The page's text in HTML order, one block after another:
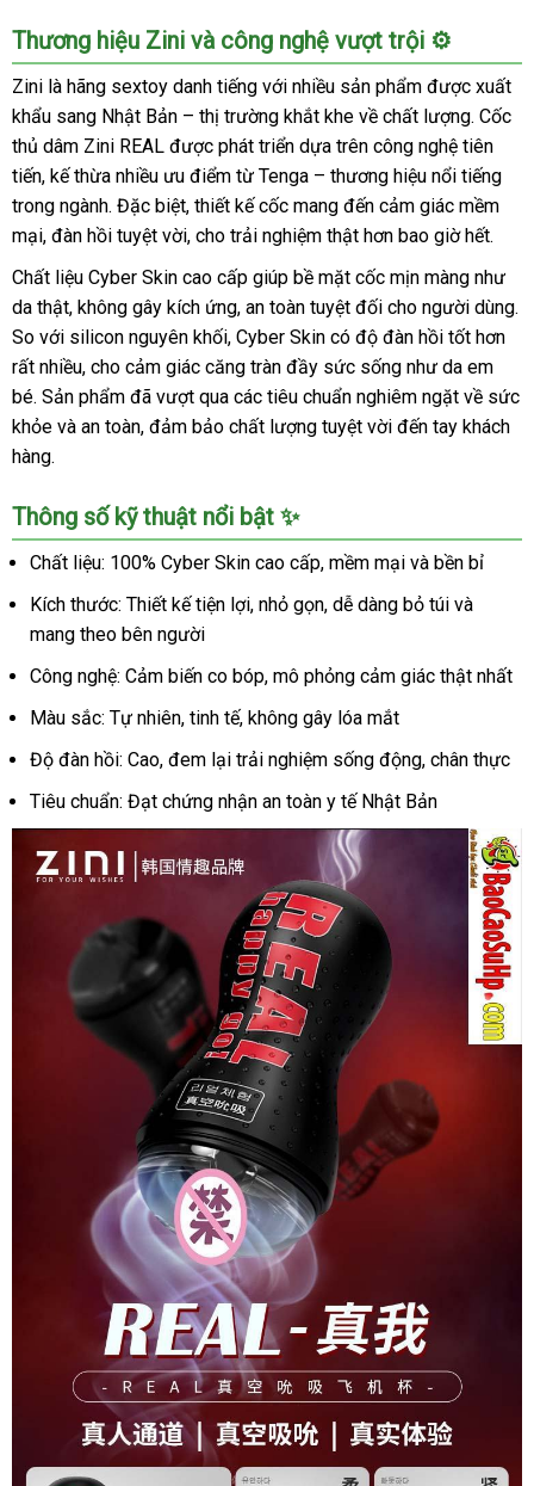
Thương hiệu Zini và công nghệ vượt trội ⚙️
Zini là hãng sextoy danh tiếng với nhiều sản phẩm được xuất
khẩu sang Nhật Bản – thị trường khắt khe về chất lượng. Cốc
thủ dâm Zini REAL được phát triển dựa trên công nghệ tiên
tiến, kế thừa nhiều ưu điểm từ Tenga – thương hiệu nổi tiếng
trong ngành. Đặc biệt, thiết kế cốc mang đến cảm giác mềm
mại, đàn hồi tuyệt vời, cho trải nghiệm thật hơn bao giờ hết.
Chất liệu Cyber Skin cao cấp giúp bề mặt cốc mịn màng như
da thật, không gây kích ứng, an toàn tuyệt đối cho người dùng.
So với silicon nguyên khối, Cyber Skin có độ đàn hồi tốt hơn
rất nhiều, cho cảm giác căng tràn đầy sức sống như da em
bé. Sản phẩm đã vượt qua các tiêu chuẩn nghiêm ngặt về sức
khỏe và an toàn, đảm bảo chất lượng tuyệt vời đến tay khách
hàng.
Thông số kỹ thuật nổi bật ✨
Chất liệu: 100% Cyber Skin cao cấp, mềm mại và bền bỉ
Kích thước: Thiết kế tiện lợi, nhỏ gọn, dễ dàng bỏ túi và
mang theo bên người
Công nghệ: Cảm biến co bóp, mô phỏng cảm giác thật nhất
Màu sắc: Tự nhiên, tinh tế, không gây lóa mắt
Độ đàn hồi: Cao, đem lại trải nghiệm sống động, chân thực
Tiêu chuẩn: Đạt chứng nhận an toàn y tế Nhật Bản